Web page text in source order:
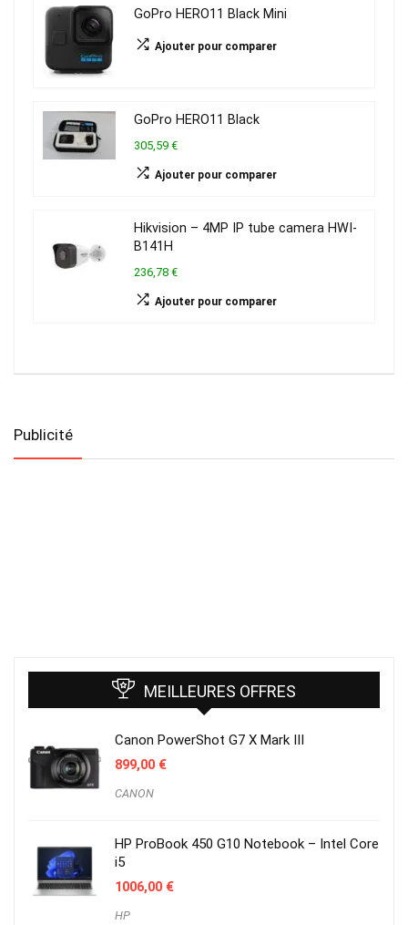
GoPro HERO11 Black Mini
Ajouter pour comparer
GoPro HERO11 Black
305,59 €
Ajouter pour comparer
Hikvision – 4MP IP tube camera HWI-
B141H
236,78 €
Ajouter pour comparer
Publicité
MEILLEURES OFFRES
Canon PowerShot G7 X Mark III
899,00 €
CANON
HP ProBook 450 G10 Notebook – Intel Core
i5
1006,00 €
HP